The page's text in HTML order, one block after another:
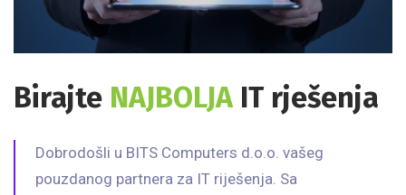
Birajte NAJBOLJA IT rješenja
Dobrodošli u BITS Computers d.o.o. vašeg
pouzdanog partnera za IT riješenja. Sa